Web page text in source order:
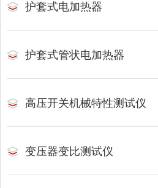
护套式电加热器
护套式管状电加热器
高压开关机械特性测试仪
变压器变比测试仪